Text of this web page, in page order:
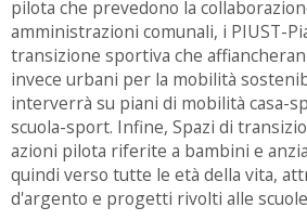
pilota che prevedono la
amministrazioni comunali, i PIUST-
transizione sportiva che
invece urbani per la mobilità
interverrà su piani di mobilità casa-
scuola-sport. Infine, Spazi di
azioni pilota riferite a bambini e
quindi verso tutte le età della vita,
d'argento e progetti rivolti alle